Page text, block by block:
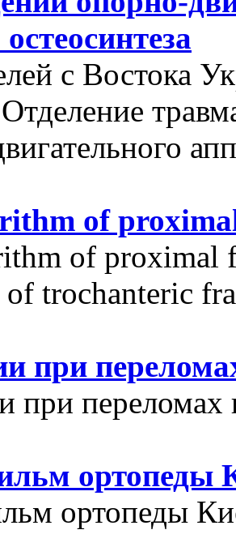
с Востока
of
of proximal
of trochanteric
при
при переломах
ортопеды
ортопеды